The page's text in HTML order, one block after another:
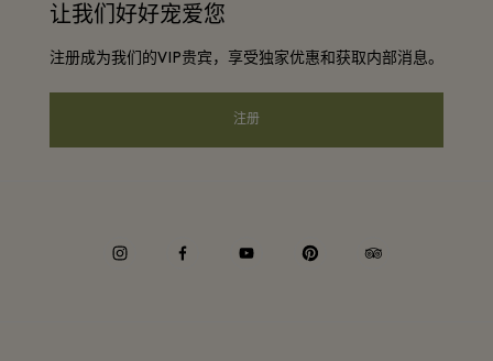
联系我们
工作机会
酒店及景点合作伙伴
Corporate Programme
会员条款与条件
让我们好好宠爱您
注册成为我们的VIP贵宾，享受独家优惠和获取内部消息。
注册
instagramfacebookyoutube pinterest tripadvisor